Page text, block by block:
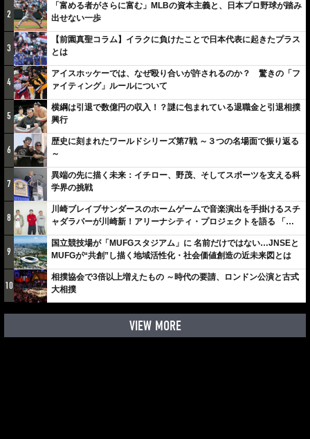
2
「富める者がさらに富む」MLBの資本主義と、日本プロ野球が踏み
出せない一歩
3
【前園真聖コラム】イラクに負けたことで日本代表に起きたプラス
とは
4
アイスホッケーでは、なぜ殴り合いが許されるのか？ 驚きの「フ
ァイティング」ルールについて
5
横綱は引退で数億円の収入！？謎に包まれている退職金と引退相撲
興行
6
歴史に刻まれたワールドシリーズ第7戦 ～３つの名場面で振り返る
～
7
異端の先に描く未来：イチロー、野茂、そしてスポーツを支える科
学界の挑戦
8
川崎ブレイブサンダースのホームゲームで音楽演出を手掛けるスチ
ャダラパーが川崎新！アリーナシティ・プロジェクトを語る 「楽
しみでしかないでしょ。川崎は、ずっと成長曲線だから」
9
国立競技場が「MUFGスタジアム」に 名前だけではない…JNSEと
MUFGが“共創”し描く地域活性化・社会価値創造の近未来図とは
10
相撲協会で3倍以上増えたもの ～時代の要請、ロンドン公演と古式
大相撲
VIEW MORE